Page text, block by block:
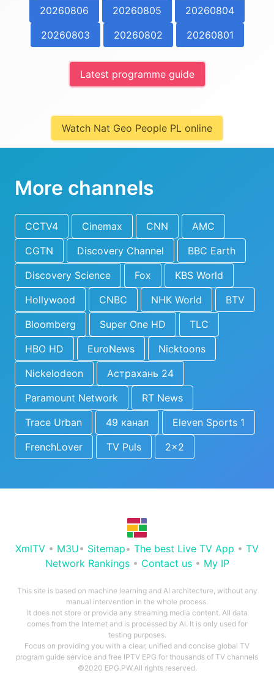
20260806 20260805
20260804
20260803
20260802 20260801
Latest programme guide
Watch Nat Geo People PL online
More channels
CCTV4 Cinemax CNN
AMC
CGTN
Discovery Channel
BBC Earth
Discovery Science
Fox
KBS World
Hollywood
CNBC NHK World
BTV
Bloomberg
Super One HD
TLC
HBO HD
EuroNews
Nicktoons
Nickelodeon
Астрахань 24
Paramount Network
RT News
Trace Urban
49 канал
Eleven Sports 1
FrenchLover
TV Puls 2x2
XmlTV • M3U• Sitemap• The best Live TV App • TV
Network Rankings• Contact us• My IP
This site is based on machine learning and AI architecture, without any
manual intervention in the whole process.
It does not store or provide any streaming media content. All data
comes from the Internet and is processed by AI. It is only used for
testing purposes.
Focus on providing you with a clear, unified and concise global TV
program guide service and free IPTV EPG for thousands of TV channels
©2020 EPG.PW.All rights reserved.